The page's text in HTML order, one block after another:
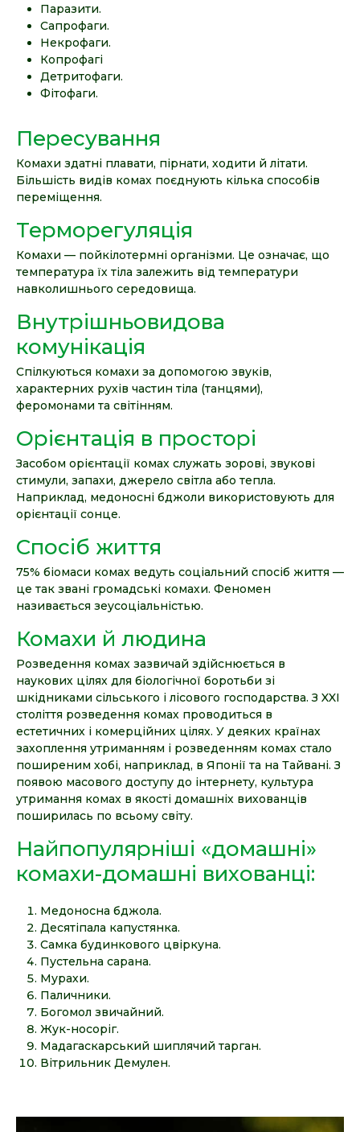
Паразити.
Сапрофаги.
Некрофаги.
Копрофагі
Детритофаги.
Фітофаги.
Пересування
Комахи здатні плавати, пірнати, ходити й літати.
Більшість видів комах поєднують кілька способів
переміщення.
Терморегуляція
Комахи — пойкілотермні організми. Це означає, що
температура їх тіла залежить від температури
навколишнього середовища.
Внутрішньовидова
комунікація
Спілкуються комахи за допомогою звуків,
характерних рухів частин тіла (танцями),
феромонами та світінням.
Орієнтація в просторі
Засобом орієнтації комах служать зорові, звукові
стимули, запахи, джерело світла або тепла.
Наприклад, медоносні бджоли використовують для
орієнтації сонце.
Спосіб життя
75% біомаси комах ведуть соціальний спосіб життя —
це так звані громадські комахи. Феномен
називається зеусоціальністью.
Комахи й людина
Розведення комах зазвичай здійснюється в
наукових цілях для біологічної боротьби зі
шкідниками сільського і лісового господарства. З XXI
століття розведення комах проводиться в
естетичних і комерційних цілях. У деяких країнах
захоплення утриманням і розведенням комах стало
поширеним хобі, наприклад, в Японії та на Тайвані. З
появою масового доступу до інтернету, культура
утримання комах в якості домашніх вихованців
поширилась по всьому світу.
Найпопулярніші «домашні»
комахи-домашні вихованці:
Медоносна бджола.
Десятіпала капустянка.
Самка будинкового цвіркуна.
Пустельна сарана.
Мурахи.
Паличники.
Богомол звичайний.
Жук-носоріг.
Мадагаскарський шиплячий тарган.
Вітрильник Демулен.